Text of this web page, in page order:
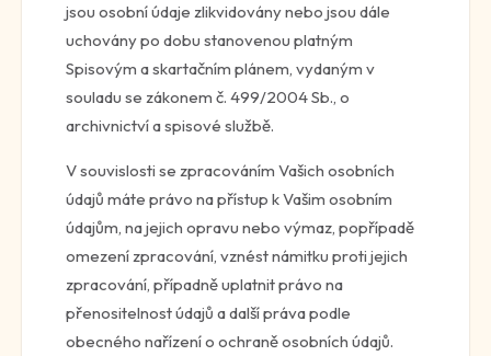
jsou osobní údaje zlikvidovány nebo jsou dále
uchovány po dobu stanovenou platným
Spisovým a skartačním plánem, vydaným v
souladu se zákonem č. 499/2004 Sb., o
archivnictví a spisové službě.
V souvislosti se zpracováním Vašich osobních
údajů máte právo na přístup k Vašim osobním
údajům, na jejich opravu nebo výmaz, popřípadě
omezení zpracování, vznést námitku proti jejich
zpracování, případně uplatnit právo na
přenositelnost údajů a další práva podle
obecného nařízení o ochraně osobních údajů.